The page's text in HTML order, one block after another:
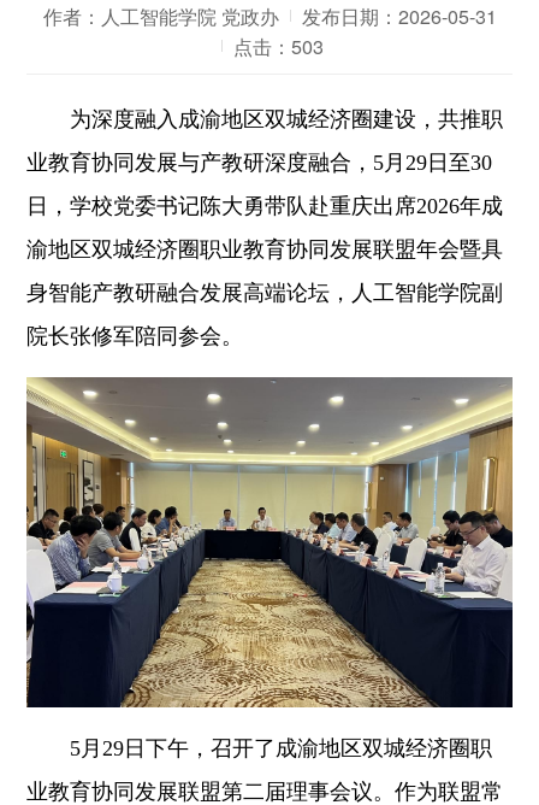
作者：人工智能学院 党政办
发布日期：2026-05-31
点击： 503
为深度融入成渝地区双城经济圈建设，共推职
业教育协同发展与产教研深度融合，5月29日至30
日，学校党委书记陈大勇带队赴重庆出席2026年成
渝地区双城经济圈职业教育协同发展联盟年会暨具
身智能产教研融合发展高端论坛，人工智能学院副
院长张修军陪同参会。
5月29日下午，召开了成渝地区双城经济圈职
业教育协同发展联盟第二届理事会议。作为联盟常